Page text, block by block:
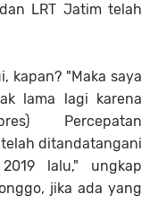
LRT Jatim telah
kapan? "Maka saya
lama lagi karena
Percepatan
ditandatangani
lalu," ungkap
jika ada yang